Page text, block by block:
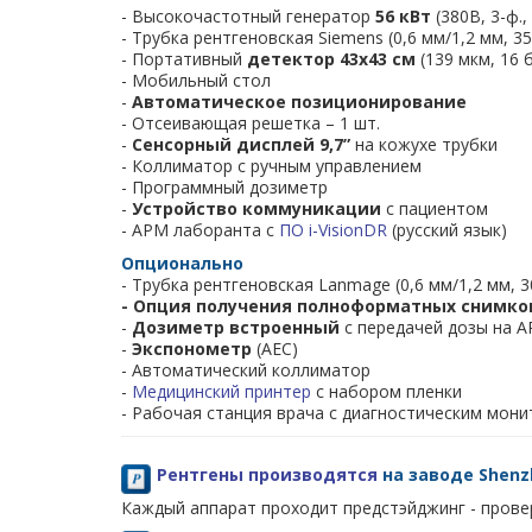
- Высокочастотный генератор 56 кВт (380В, 3-ф.,
- Трубка рентгеновская Siemens (0,6 мм/1,2 мм,
- Портативный детектор 43х43 см (139 мкм, 16
- Мобильный стол
- Автоматическое позиционирование
- Отсеивающая решетка – 1 шт.
- Сенсорный дисплей 9,7” на кожухе трубки
- Коллиматор с ручным управлением
- Программный дозиметр
- Устройство коммуникации с пациентом
- АРМ лаборанта с ПО i-VisionDR (русский язык)
Опционально
- Трубка рентгеновская Lanmage (0,6 мм/1,2 мм,
- Опция получения полноформатных
- Дозиметр встроенный с передачей дозы на
- Экспонометр (AEC)
- Автоматический коллиматор
- Медицинский принтер с набором пленки
- Рабочая станция врача с диагностическим
Рентгены производятся на заводе
Каждый аппарат проходит предстэйджинг -
Брошюра на стационарную рентгеновскую
По запросу наms@uspekh.ru мы можем
- требования к помещению для эксплуатации
- демо-диск со снимками, полученными на
- таблицу технических характеристик
- регистрационное удостоверение на новый
Для того, чтобы узнать стоимость
оплаты -
обратитесь к Вашему персональному
Кононенко Дмитрий Александрович
Директор по развитию медицинской техники
т/ф.:(383) 373-07-03доб. 111 м.т.:
e-mail:ms@uspekh.ru
Приняв решение купить рентгеновский
- Цену от официального представителя и
- Оперативную поддержку нашего
- Скидку напленкудлятермопринтера